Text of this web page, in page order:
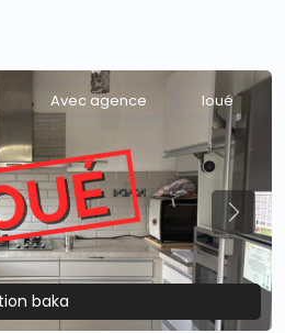
Avec agence loué
baka